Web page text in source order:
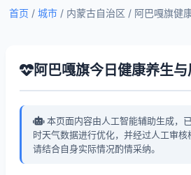
首页 / 城市 / 内蒙古自治区 / 阿巴嘎旗健
阿巴嘎旗今日健康养生
本页面内容由人工智能辅助生成，
时天气数据进行优化，并经过人工审核
请结合自身实际情况酌情采纳。